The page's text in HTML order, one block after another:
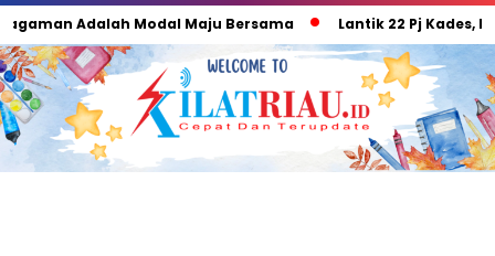
Adalah Modal Maju Bersama Lantik 22 Pj Kades,